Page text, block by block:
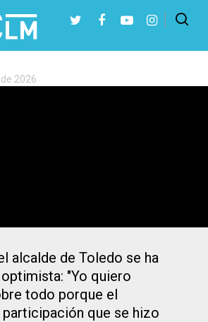
para buscar o ESC para cerrar
2026
alcalde de Toledo se ha
"Yo quiero
todo porque el
que se hizo